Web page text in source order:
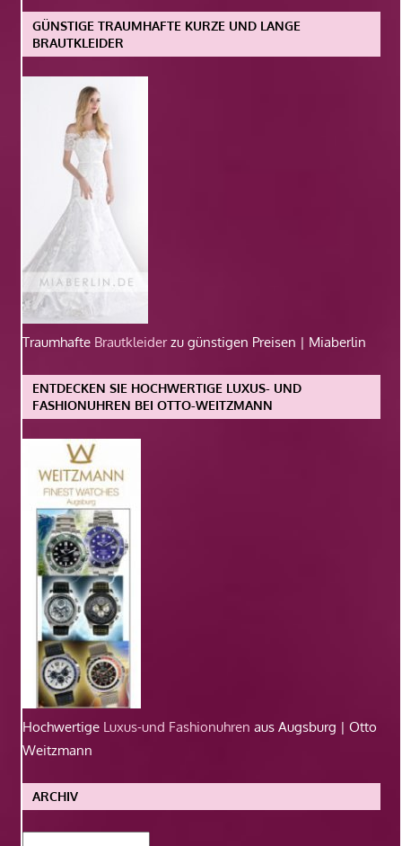
GÜNSTIGE TRAUMHAFTE KURZE UND LANGE
BRAUTKLEIDER
Traumhafte Brautkleiderzu günstigen Preisen | Miaberlin
ENTDECKEN SIE HOCHWERTIGE LUXUS- UND
FASHIONUHREN BEI OTTO-WEITZMANN
Hochwertige Luxus-und Fashionuhren aus Augsburg | Otto
Weitzmann
ARCHIV